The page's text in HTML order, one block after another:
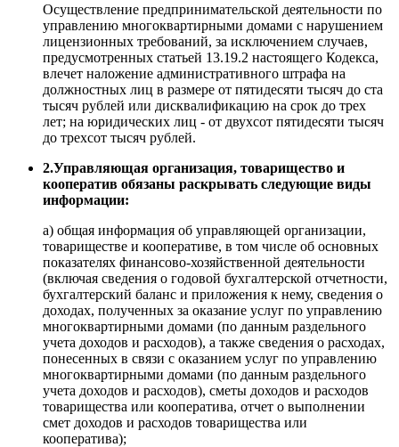
Осуществление предпринимательской деятельности по
управлению многоквартирными домами с нарушением
лицензионных требований, за исключением случаев,
предусмотренных статьей 13.19.2 настоящего Кодекса,
влечет наложение административного штрафа на
должностных лиц в размере от пятидесяти тысяч до ста
тысяч рублей или дисквалификацию на срок до трех
лет; на юридических лиц - от двухсот пятидесяти тысяч
до трехсот тысяч рублей.
2.Управляющая организация, товарищество и
кооператив обязаны раскрывать следующие виды
информации:
а) общая информация об управляющей организации,
товариществе и кооперативе, в том числе об основных
показателях финансово-хозяйственной деятельности
(включая сведения о годовой бухгалтерской отчетности,
бухгалтерский баланс и приложения к нему, сведения о
доходах, полученных за оказание услуг по управлению
многоквартирными домами (по данным раздельного
учета доходов и расходов), а также сведения о расходах,
понесенных в связи с оказанием услуг по управлению
многоквартирными домами (по данным раздельного
учета доходов и расходов), сметы доходов и расходов
товарищества или кооператива, отчет о выполнении
смет доходов и расходов товарищества или
кооператива);